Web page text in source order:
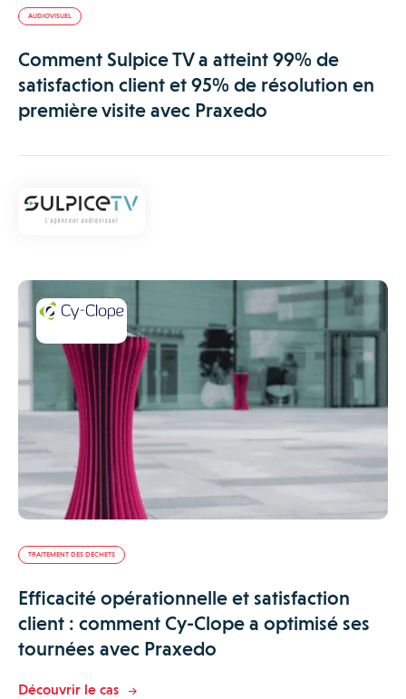
AUDIOVISUEL
Comment Sulpice TV a atteint 99% de
satisfaction client et 95% de résolution en
première visite avec Praxedo
TRAITEMENT DES DÉCHETS
Efficacité opérationnelle et satisfaction
client : comment Cy-Clope a optimisé ses
tournées avec Praxedo
Découvrir le cas